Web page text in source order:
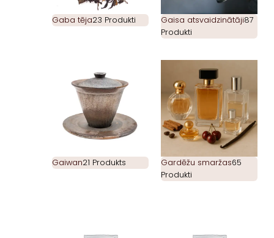
Gaba tēja23 Produkti Gaisa atsvaidzinātāji87
Produkti
Gaiwan21 Produkts Gardēžu smaržas65
Produkti